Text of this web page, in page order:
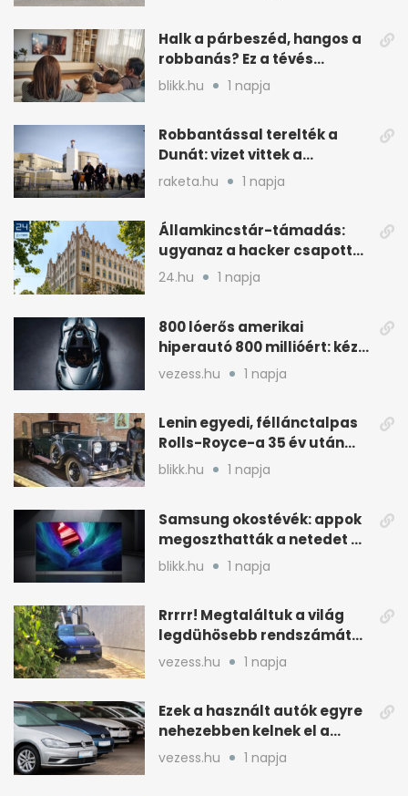
Halk a párbeszéd, hangos a
robbanás? Ez a tévés
beállítás segít
blikk.hu 1 napja
Robbantással terelték a
Dunát: vizet vittek a
cernavodai atomerőmű felé
raketa.hu 1 napja
Államkincstár-támadás:
ugyanaz a hacker csapott
le, mint Romániában
24.hu 1 napja
800 lóerős amerikai
hiperautó 800 millióért: kézi
váltóval jön
vezess.hu 1 napja
Lenin egyedi, féllánctalpas
Rolls-Royce-a 35 év után
kijött a garázsból
blikk.hu 1 napja
Samsung okostévék: appok
megoszthatták a netedet a
tudtod nélkül
blikk.hu 1 napja
Rrrrr! Megtaláltuk a világ
legdühösebb rendszámát
és az árát is
vezess.hu 1 napja
Ezek a használt autók egyre
nehezebben kelnek el a
magyar piacon
vezess.hu 1 napja